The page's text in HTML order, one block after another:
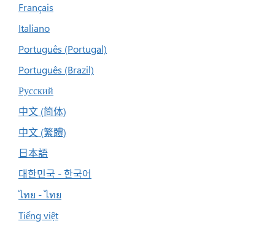
Français
Italiano
Português (Portugal)
Português (Brazil)
Русский
中文 (简体)
中文 (繁體)
日本語
대한민국 - 한국어
ไทย - ไทย
Tiếng việt